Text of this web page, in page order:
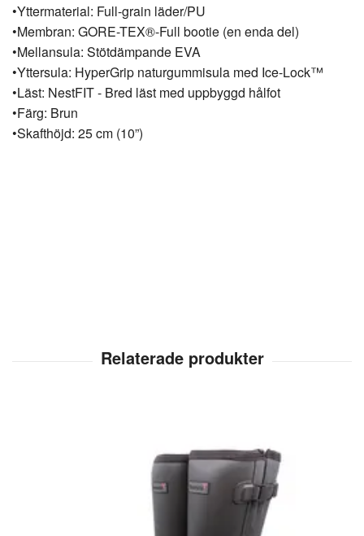
•Yttermaterial: Full-grain läder/PU
•Membran: GORE-TEX®-Full bootie (en enda del)
•Mellansula: Stötdämpande EVA
•Yttersula: HyperGrip naturgummisula med Ice-Lock™
•Läst: NestFIT - Bred läst med uppbyggd hålfot
•Färg: Brun
•Skafthöjd: 25 cm (10”)